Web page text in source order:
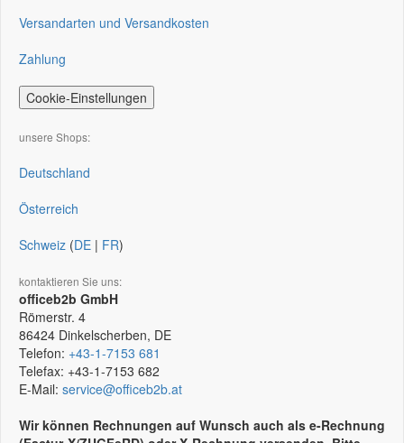
Versandarten und Versandkosten
Zahlung
Cookie-Einstellungen
unsere Shops:
Deutschland
Österreich
Schweiz (DE | FR)
kontaktieren Sie uns:
officeb2b GmbH
Römerstr. 4
86424 Dinkelscherben, DE
Telefon: +43-1-7153 681
Telefax: +43-1-7153 682
E-Mail: service@officeb2b.at
Wir können Rechnungen auf Wunsch auch als e-Rechnung